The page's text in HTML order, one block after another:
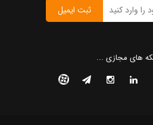
ثبت ایمیل
های مجازی ...